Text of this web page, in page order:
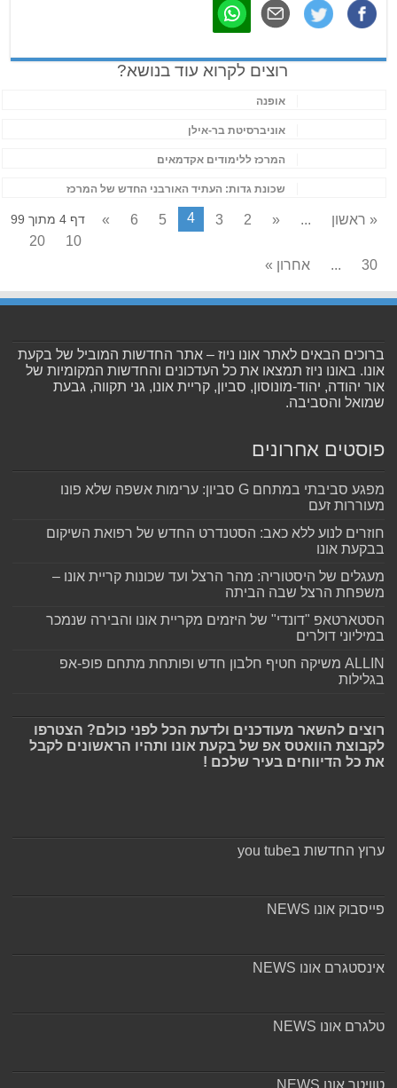
רוצים לקרוא עוד בנושא?
אופנה
אוניברסיטת בר-אילן
המרכז ללימודים אקדמאים
שכונת גדות: העתיד האורבני החדש של המרכז
דף 4 מתוך 99 « ראשון ...
«
2
3
4
5
6
»
10
20
30
... אחרון »
ברוכים הבאים לאתר אונו ניוז – אתר החדשות המוביל של בקעת
אונו. באונו ניוז תמצאו את כל העדכונים והחדשות המקומיות של
אור יהודה, יהוד-מונוסון, סביון, קריית אונו, גני תקווה, גבעת
שמואל והסביבה.
פוסטים אחרונים
מפגע סביבתי במתחם G סביון: ערימות אשפה שלא פונו
מעוררות זעם
חוזרים לנוע ללא כאב: הסטנדרט החדש של רפואת השיקום
בבקעת אונו
מעגלים של היסטוריה: מהר הרצל ועד שכונות קריית אונו –
משפחת הרצל שבה הביתה
הסטארטאפ "דונדי" של היזמים מקריית אונו והבירה שנמכר
במיליוני דולרים
ALLIN משיקה חטיף חלבון חדש ופותחת מתחם פופ-אפ
בגלילות
רוצים להשאר מעודכנים ולדעת הכל לפני כולם? הצטרפו
לקבוצת הוואטס אפ של בקעת אונו ותהיו הראשונים לקבל
את כל הדיווחים בעיר שלכם !
ערוץ החדשות בyou tube
פייסבוק אונו NEWS
אינסטגרם אונו NEWS
טלגרם אונו NEWS